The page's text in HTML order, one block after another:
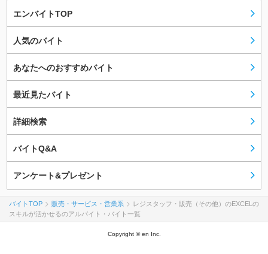
エンバイトTOP
人気のバイト
あなたへのおすすめバイト
最近見たバイト
詳細検索
バイトQ&A
アンケート&プレゼント
バイトTOP 販売・サービス・営業系
レジスタッフ・販売（その他）のEXCELの
スキルが活かせるのアルバイト・バイト一覧
Copyright © en Inc.